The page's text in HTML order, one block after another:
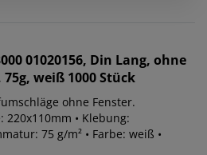
01020156, Din Lang, ohne
weiß 1000 Stück
ohne Fenster.
220x110mm • Klebung:
75 g/m² • Farbe: weiß •